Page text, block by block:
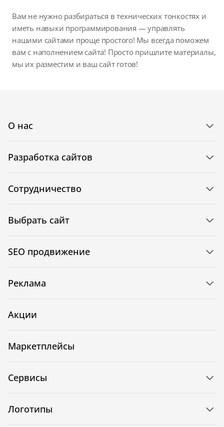
Вам не нужно разбираться в технических тонкостях и
иметь навыки программирования — управлять
нашими сайтами проще простого! Мы всегда поможем
вам с наполнением сайта! Просто пришлите материалы,
мы их разместим и ваш сайт готов!
О нас
Разработка сайтов
Сотрудничество
Выбрать сайт
SEO продвижение
Реклама
Акции
Маркетплейсы
Сервисы
Логотипы